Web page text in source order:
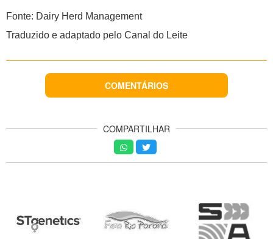
Fonte: Dairy Herd Management
Traduzido e adaptado pelo Canal do Leite
COMENTÁRIOS
COMPARTILHAR